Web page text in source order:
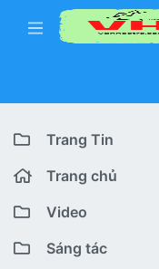
Trang Tin
Trang chủ
Diễn đàn
Bài viết mới
Video
Youtube VHT News
Sáng tác